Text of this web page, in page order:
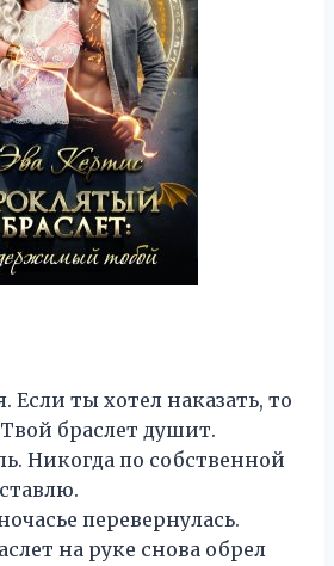
ты хотел наказать, то
браслет душит.
Никогда по собственной
перевернулась.
на руке снова обрел